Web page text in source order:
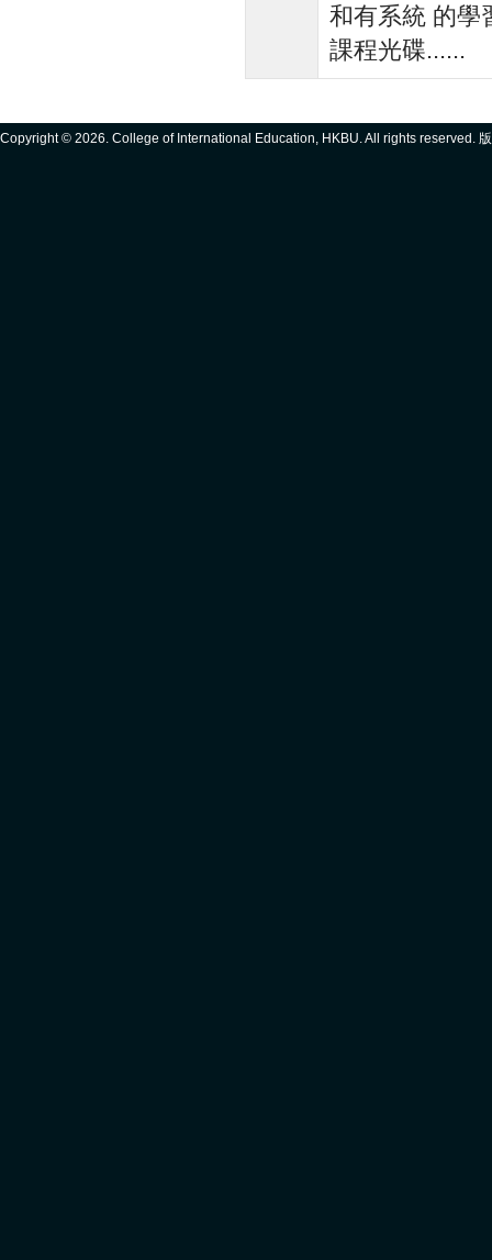
和有系統 的學
課程光碟......
Copyright © 2026. College of International Education, HKBU. All rights reserved.